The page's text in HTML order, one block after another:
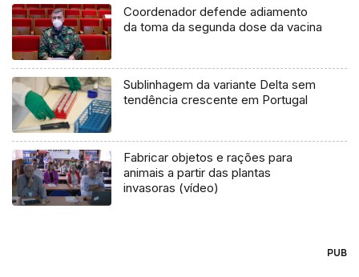
Coordenador defende adiamento
da toma da segunda dose da vacina
Sublinhagem da variante Delta sem
tendência crescente em Portugal
Fabricar objetos e rações para
animais a partir das plantas
invasoras (vídeo)
PUB